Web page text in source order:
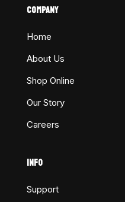
COMPANY
Home
About Us
Shop Online
Our Story
Careers
INFO
Support